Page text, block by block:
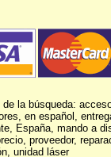
de la búsqueda:
en español,
España, mando a
proveedor,
unidad láser